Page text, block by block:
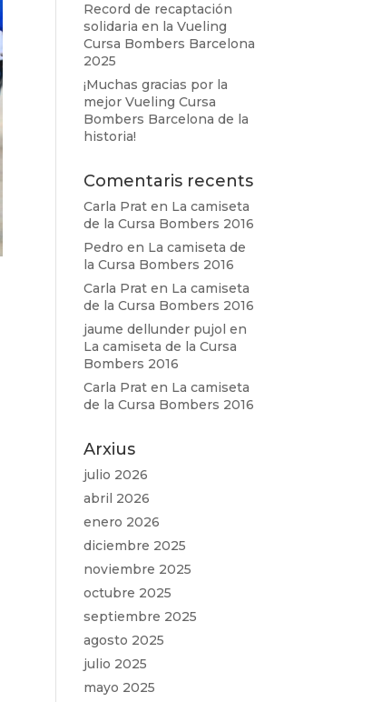
Record de recaptación
solidaria en la Vueling
Cursa Bombers Barcelona
2025
¡Muchas gracias por la
mejor Vueling Cursa
Bombers Barcelona de la
historia!
Comentaris recents
Carla Prat en La camiseta
de la Cursa Bombers 2016
Pedro en La camiseta de
la Cursa Bombers 2016
Carla Prat en La camiseta
de la Cursa Bombers 2016
jaume dellunder pujol en
La camiseta de la Cursa
Bombers 2016
Carla Prat en La camiseta
de la Cursa Bombers 2016
Arxius
julio 2026
abril 2026
enero 2026
diciembre 2025
noviembre 2025
octubre 2025
septiembre 2025
agosto 2025
julio 2025
mayo 2025